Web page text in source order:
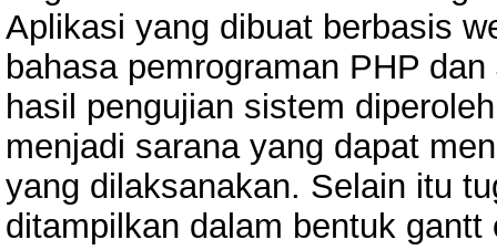
Aplikasi yang dibuat berbasis
bahasa pemrograman PHP
hasil pengujian sistem
menjadi sarana yang dapat
yang dilaksanakan. Selain itu
ditampilkan dalam bentuk